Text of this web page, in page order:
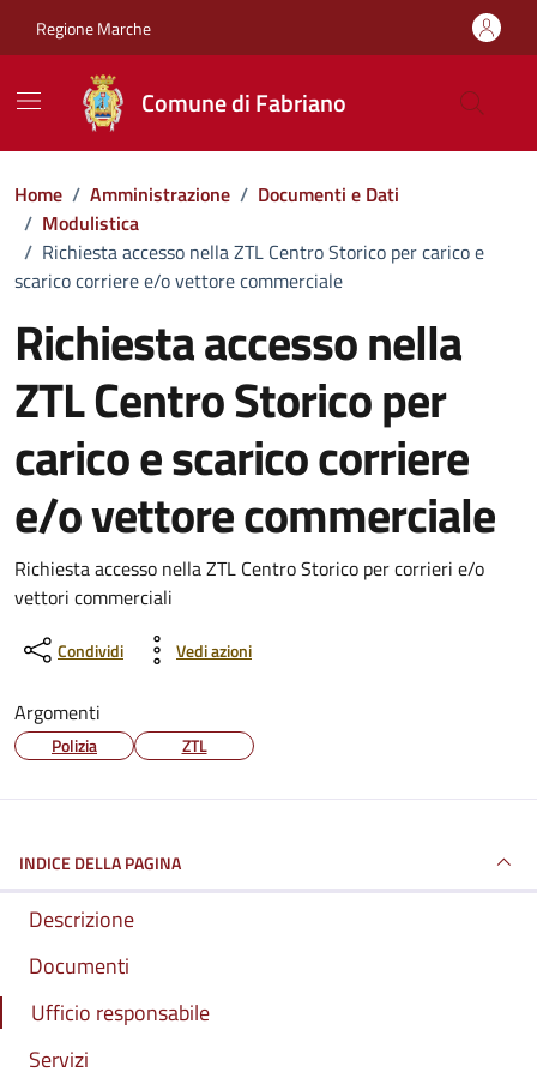
Regione Marche
Comune di Fabriano
Home / Amministrazione / Documenti e Dati
/ Modulistica
/ Richiesta accesso nella ZTL Centro Storico per carico e
scarico corriere e/o vettore commerciale
Richiesta accesso nella
ZTL Centro Storico per
carico e scarico corriere
e/o vettore commerciale
Dettagli del documento
Richiesta accesso nella ZTL Centro Storico per corrieri e/o
vettori commerciali
Condividi Vedi azioni
Argomenti
Polizia ZTL
INDICE DELLA PAGINA
Descrizione
Documenti
Ufficio responsabile
Servizi